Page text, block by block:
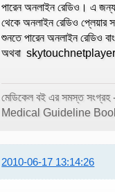
পারেন অনলাইন রেডিও। এ
থেকে অনলাইন রেডিও প্লেয়ার
শুনতে পারেন অনলাইন রেডিও
অথবা
মেডিকেল বই এর সমস্ত
Medical Guideline
2010-06-17 13:14:26